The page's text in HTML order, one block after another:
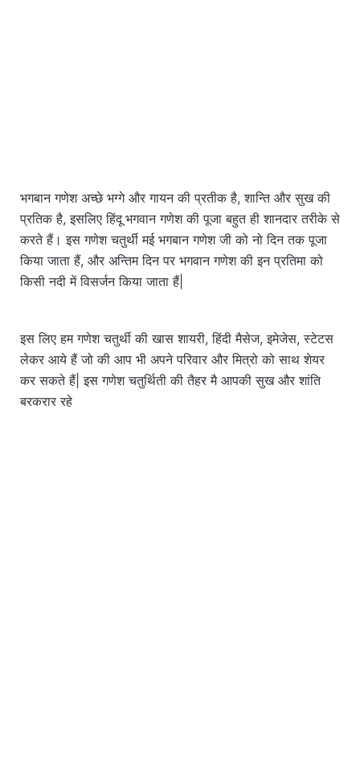
भगबान गणेश अच्छे भग्गे और गायन की प्रतीक है, शान्ति और सुख की
प्रतिक है, इसलिए हिंदू भगवान गणेश की पूजा बहुत ही शानदार तरीके से
करते हैं। इस गणेश चतुर्थी मई भगबान गणेश जी को नो दिन तक पूजा
किया जाता हैं, और अन्तिम दिन पर भगवान गणेश की इन प्रतिमा को
किसी नदी में विसर्जन किया जाता हैं|
इस लिए हम गणेश चतुर्थी की खास शायरी, हिंदी मैसेज, इमेजेस, स्टेटस
लेकर आये हैं जो की आप भी अपने परिवार और मित्रो को साथ शेयर
कर सकते हैं| इस गणेश चतुर्थिती की तैहर मै आपकी सुख और शांति
बरकरार रहे